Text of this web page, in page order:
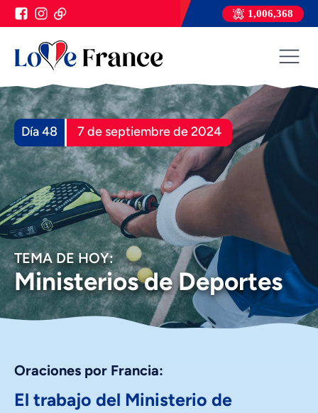
1,006,368
Día 48 7 de septiembre de 2024
TEMA DE HOY:
Ministerios de Deportes
Oraciones por Francia:
El trabajo del Ministerio de